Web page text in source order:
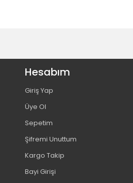
Hesabım
Giriş Yap
Üye Ol
Sepetim
Şifremi Unuttum
Kargo Takip
Bayi Girişi